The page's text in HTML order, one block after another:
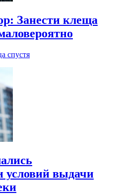
Занести клеща
спустя
условий выдачи